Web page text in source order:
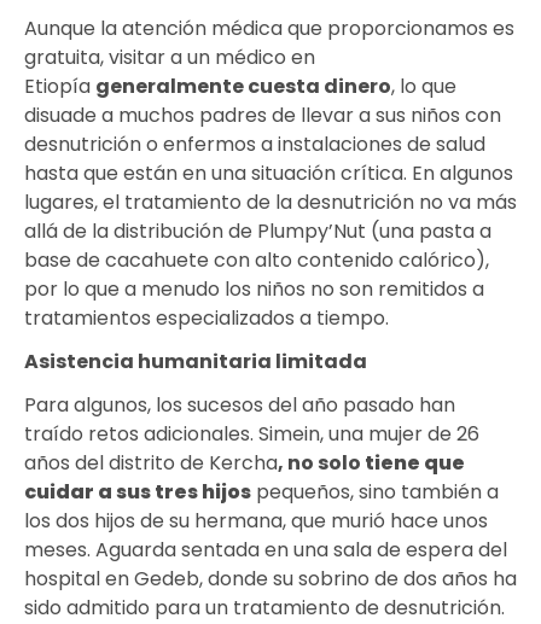
Aunque la atención médica que proporcionamos es
gratuita, visitar a un médico en
Etiopía generalmente cuesta dinero, lo que
disuade a muchos padres de llevar a sus niños con
desnutrición o enfermos a instalaciones de salud
hasta que están en una situación crítica. En algunos
lugares, el tratamiento de la desnutrición no va más
allá de la distribución de Plumpy’Nut (una pasta a
base de cacahuete con alto contenido calórico),
por lo que a menudo los niños no son remitidos a
tratamientos especializados a tiempo.
Asistencia humanitaria limitada
Para algunos, los sucesos del año pasado han
traído retos adicionales. Simein, una mujer de 26
años del distrito de Kercha, no solo tiene que
cuidar a sus tres hijos pequeños, sino también a
los dos hijos de su hermana, que murió hace unos
meses. Aguarda sentada en una sala de espera del
hospital en Gedeb, donde su sobrino de dos años ha
sido admitido para un tratamiento de desnutrición.